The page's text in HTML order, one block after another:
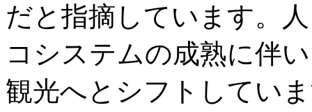
だと指摘しています。
コシステムの成熟に伴
観光へとシフトしてい